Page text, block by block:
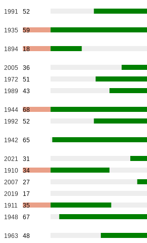
1991 52
1935 59
1894 18
2005
36
1972
51
1989 43
1944
68
1992 52
1942 65
2021
31
1910
34
2007
27
2019
17
1911
35
1948 67
1963
48